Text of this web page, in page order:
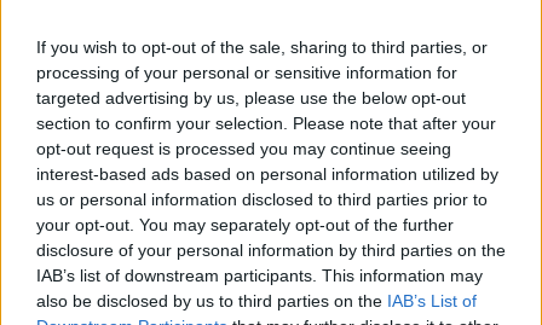
If you wish to opt-out of the sale, sharing to third parties, or
processing of your personal or sensitive information for
targeted advertising by us, please use the below opt-out
section to confirm your selection. Please note that after your
opt-out request is processed you may continue seeing
interest-based ads based on personal information utilized by
us or personal information disclosed to third parties prior to
your opt-out. You may separately opt-out of the further
disclosure of your personal information by third parties on the
IAB’s list of downstream participants. This information may
also be disclosed by us to third parties on the IAB’s List of